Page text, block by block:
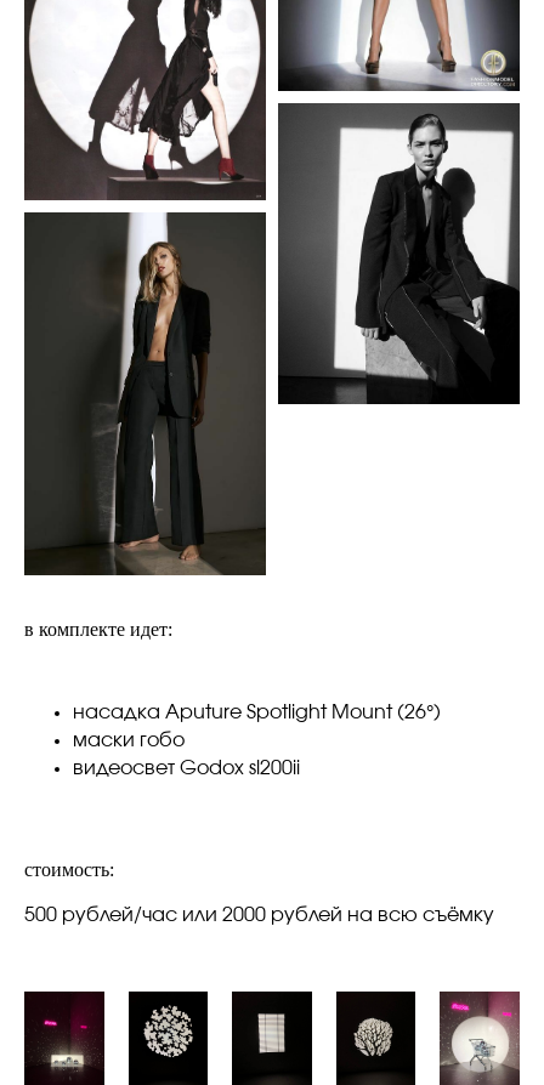
в комплекте идет:
насадка Aputure Spotlight Mount (26°)
маски гобо
видеосвет Godox sl200ii
стоимость:
500 рублей/час или 2000 рублей на всю съёмку